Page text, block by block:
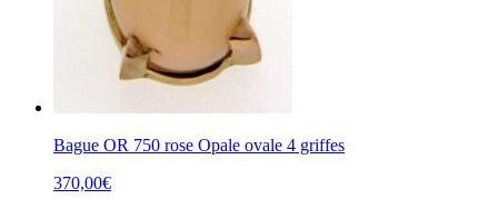
Bague OR 750 rose Opale ovale 4 griffes
370,00€